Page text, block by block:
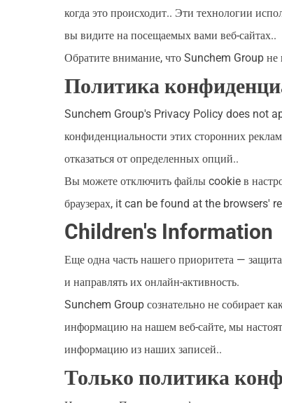
когда это происходит.. Эти технологии
вы видите на посещаемых вами веб-сайтах..
Обратите внимание, что Sunchem Group не
Политика
Sunchem Group's Privacy Policy does not
конфиденциальности этих сторонних
отказаться от определенных опций..
Вы можете отключить файлы cookie в
браузерах, it can be found at the browsers'
Children's Information
Еще одна часть нашего приоритета —
и направлять их онлайн-активность.
Sunchem Group сознательно не собирает
информацию на нашем веб-сайте, мы
информацию из наших записей..
Только политика